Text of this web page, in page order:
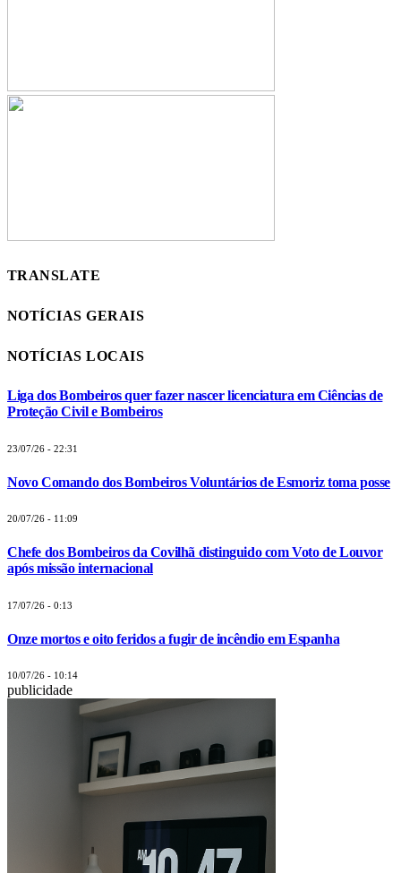
TRANSLATE
NOTÍCIAS GERAIS
NOTÍCIAS LOCAIS
Liga dos Bombeiros quer fazer nascer licenciatura em Ciências de
Proteção Civil e Bombeiros
23/07/26 - 22:31
Novo Comando dos Bombeiros Voluntários de Esmoriz toma posse
20/07/26 - 11:09
Chefe dos Bombeiros da Covilhã distinguido com Voto de Louvor
após missão internacional
17/07/26 - 0:13
Onze mortos e oito feridos a fugir de incêndio em Espanha
10/07/26 - 10:14
publicidade